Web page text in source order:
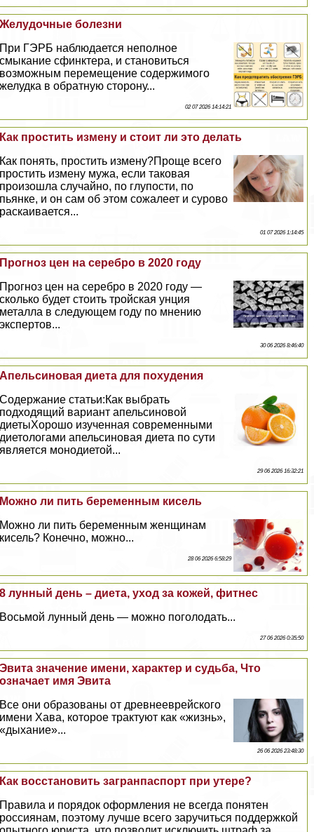
Желудочные болезни
При ГЭРБ наблюдается неполное
смыкание сфинктера, и становиться
возможным перемещение содержимого
желудка в обратную сторону...
02 07 2026 14:14:21
Как простить измену и стоит ли это делать
Как понять, простить измену?Проще всего
простить измену мужа, если таковая
произошла случайно, по глупости, по
пьянке, и он сам об этом сожалеет и сурово
раскаивается...
01 07 2026 1:14:45
Прогноз цен на серебро в 2020 году
Прогноз цен на серебро в 2020 году —
сколько будет стоить тройская унция
металла в следующем году по мнению
экспертов...
30 06 2026 8:46:40
Апельсиновая диета для похудения
Содержание статьи:Как выбрать
подходящий вариант апельсиновой
диетыХорошо изученная современными
диетологами апельсиновая диета по сути
является монодиетой...
29 06 2026 16:32:21
Можно ли пить беременным кисель
Можно ли пить беременным женщинам
кисель? Конечно, можно...
28 06 2026 6:58:29
8 лунный день – диета, уход за кожей, фитнес
Восьмой лунный день — можно поголодать...
27 06 2026 0:35:50
Эвита значение имени, хаpaктер и судьба, Что
означает имя Эвита
Все они образованы от древнееврейского
имени Хава, которое тpaктуют как «жизнь»,
«дыхание»...
26 06 2026 23:48:30
Как восстановить загранпаспорт при утере?
Правила и порядок оформления не всегда понятен
россиянам, поэтому лучше всего заручиться поддержкой